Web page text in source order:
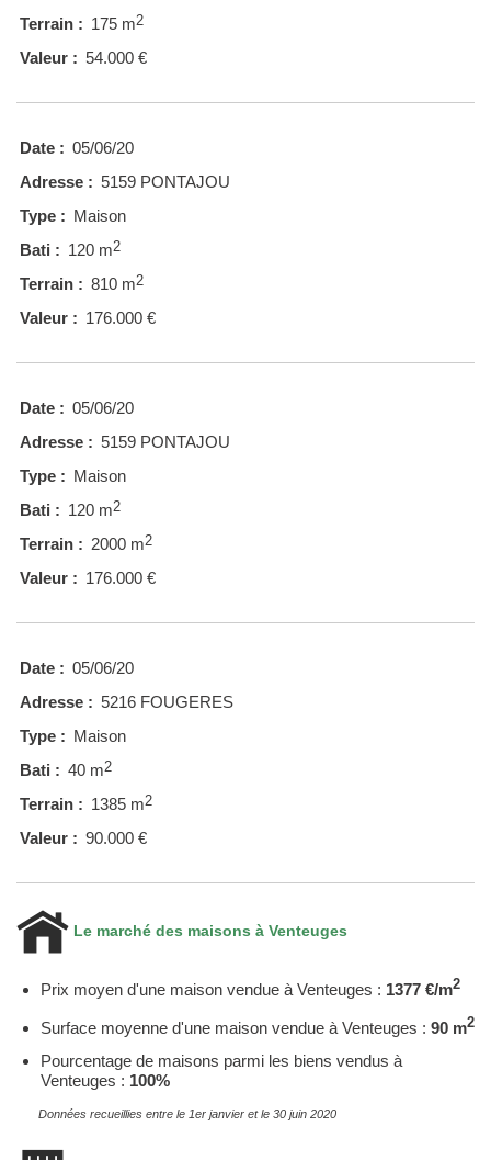
Terrain : 175 m2
Valeur : 54.000 €
Date : 05/06/20
Adresse : 5159 PONTAJOU
Type : Maison
Bati : 120 m2
Terrain : 810 m2
Valeur : 176.000 €
Date : 05/06/20
Adresse : 5159 PONTAJOU
Type : Maison
Bati : 120 m2
Terrain : 2000 m2
Valeur : 176.000 €
Date : 05/06/20
Adresse : 5216 FOUGERES
Type : Maison
Bati : 40 m2
Terrain : 1385 m2
Valeur : 90.000 €
Le marché des maisons à Venteuges
Prix moyen d'une maison vendue à Venteuges : 1377 €/m2
Surface moyenne d'une maison vendue à Venteuges : 90 m2
Pourcentage de maisons parmi les biens vendus à
Venteuges : 100%
Données recueillies entre le 1er janvier et le 30 juin 2020